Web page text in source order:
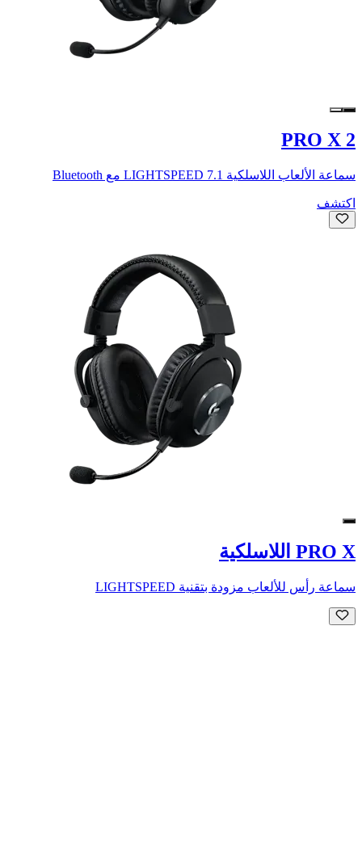
PRO X 2
سماعة الألعاب اللاسلكية LIGHTSPEED 7.1 مع Bluetooth
اكتشف
PRO X اللاسلكية
سماعة رأس للألعاب مزودة بتقنية LIGHTSPEED